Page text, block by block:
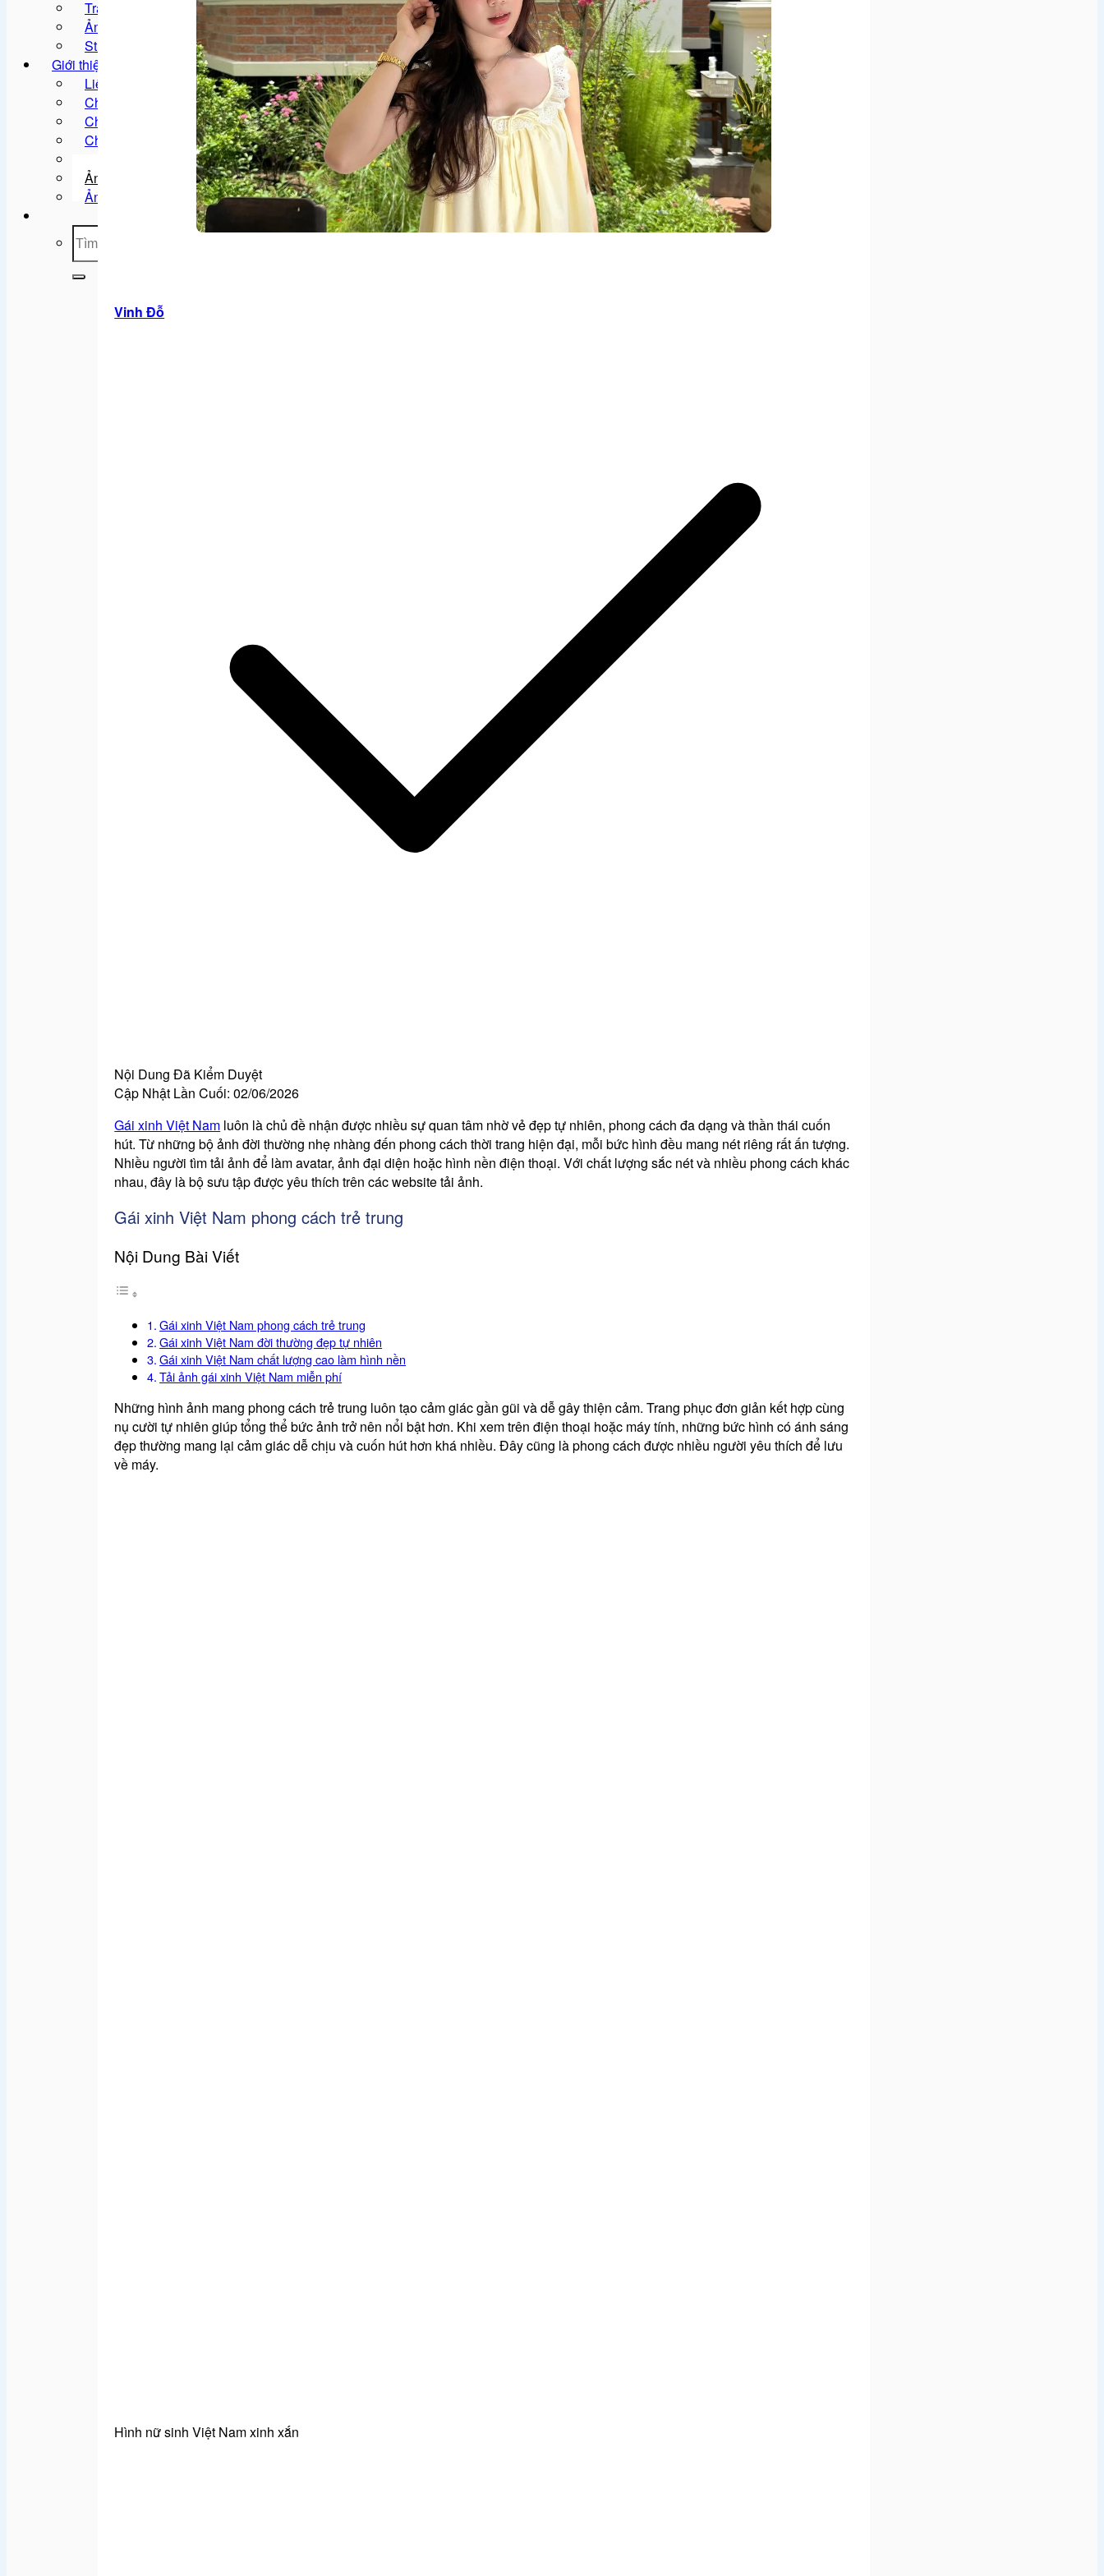
Tranh vẽ
Ảnh meme
Sticker
Giới thiệu
Liên hệ
Chính Sách Bảo Mật
Chính Sách Đổi Trả
Chính Sách Vận Chuyển Và Đổi Trả
Điều Khoản & Chính Sách
Ảnh gái
Ảnh anime
Tìm
kiếm:
Vinh Đỗ
Nội Dung Đã Kiểm Duyệt
Cập Nhật Lần Cuối: 02/06/2026
Gái xinh Việt Nam luôn là chủ đề nhận được nhiều sự quan tâm nhờ vẻ đẹp tự nhiên, phong cách đa dạng và thần thái cuốn
hút. Từ những bộ ảnh đời thường nhẹ nhàng đến phong cách thời trang hiện đại, mỗi bức hình đều mang nét riêng rất ấn tượng.
Nhiều người tìm tải ảnh để làm avatar, ảnh đại diện hoặc hình nền điện thoại. Với chất lượng sắc nét và nhiều phong cách khác
nhau, đây là bộ sưu tập được yêu thích trên các website tải ảnh.
Gái xinh Việt Nam phong cách trẻ trung
Nội Dung Bài Viết
Gái xinh Việt Nam phong cách trẻ trung
Gái xinh Việt Nam đời thường đẹp tự nhiên
Gái xinh Việt Nam chất lượng cao làm hình nền
Tải ảnh gái xinh Việt Nam miễn phí
Những hình ảnh mang phong cách trẻ trung luôn tạo cảm giác gần gũi và dễ gây thiện cảm. Trang phục đơn giản kết hợp cùng
nụ cười tự nhiên giúp tổng thể bức ảnh trở nên nổi bật hơn. Khi xem trên điện thoại hoặc máy tính, những bức hình có ánh sáng
đẹp thường mang lại cảm giác dễ chịu và cuốn hút hơn khá nhiều. Đây cũng là phong cách được nhiều người yêu thích để lưu
về máy.
Hình nữ sinh Việt Nam xinh xắn